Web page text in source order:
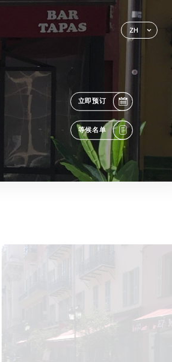
ZH
立即预订
等候名单